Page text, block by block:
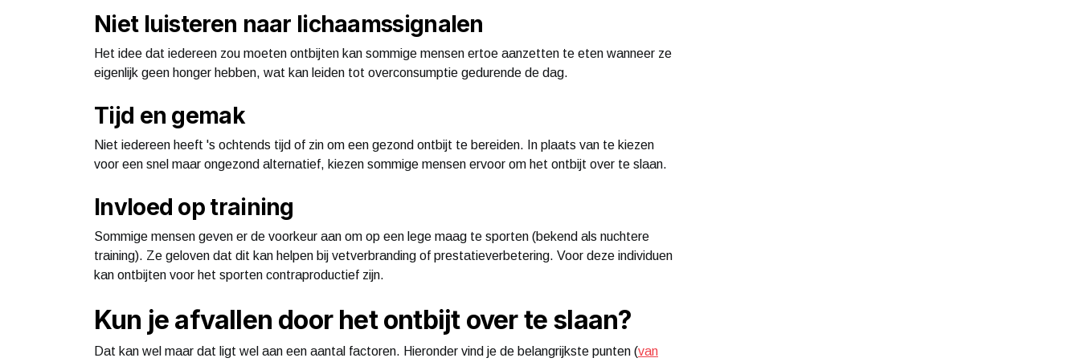
Niet luisteren naar lichaamssignalen
Het idee dat iedereen zou moeten ontbijten kan sommige mensen ertoe aanzetten te eten wanneer ze
eigenlijk geen honger hebben, wat kan leiden tot overconsumptie gedurende de dag.
Tijd en gemak
Niet iedereen heeft 's ochtends tijd of zin om een gezond ontbijt te bereiden. In plaats van te kiezen
voor een snel maar ongezond alternatief, kiezen sommige mensen ervoor om het ontbijt over te slaan.
Invloed op training
Sommige mensen geven er de voorkeur aan om op een lege maag te sporten (bekend als nuchtere
training). Ze geloven dat dit kan helpen bij vetverbranding of prestatieverbetering. Voor deze individuen
kan ontbijten voor het sporten contraproductief zijn.
Kun je afvallen door het ontbijt over te slaan?
Dat kan wel maar dat ligt wel aan een aantal factoren. Hieronder vind je de belangrijkste punten (van